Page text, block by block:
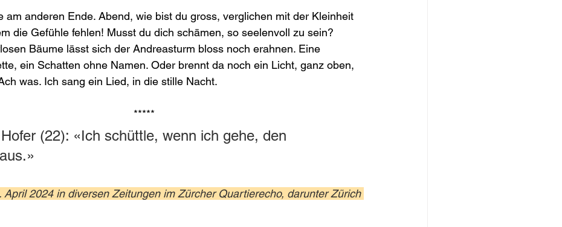
am anderen Ende. Abend, wie bist du gross, verglichen mit der Kleinheit
die Gefühle fehlen! Musst du dich schämen, so seelenvoll zu sein?
Bäume lässt sich der Andreasturm bloss noch erahnen. Eine
ein Schatten ohne Namen. Oder brennt da noch ein Licht, ganz oben,
was. Ich sang ein Lied, in die stille Nacht.
*****
(22): «Ich schüttle, wenn ich gehe, den
April 2024 in diversen Zeitungen im Zürcher Quartierecho, darunter Zürich